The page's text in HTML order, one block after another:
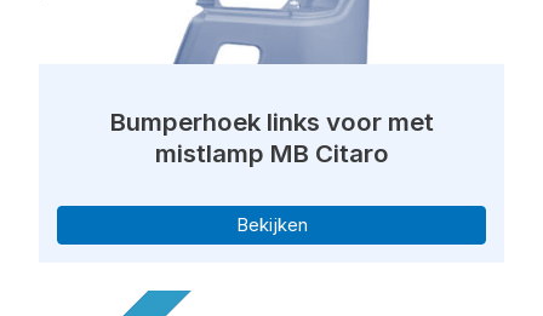
Bumperhoek links voor met
mistlamp MB Citaro
Bekijken